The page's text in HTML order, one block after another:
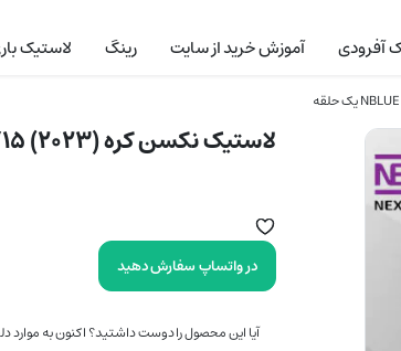
آفرودی آموزش خرید از سایت رینگ لاستیک
لاستیک نکسن کره (2023) 205/60/15 مدل NBLUE HD یک حلقه
در واتساپ سفارش دهید
آیا این محصول را دوست داشتید؟ اکنون به موارد